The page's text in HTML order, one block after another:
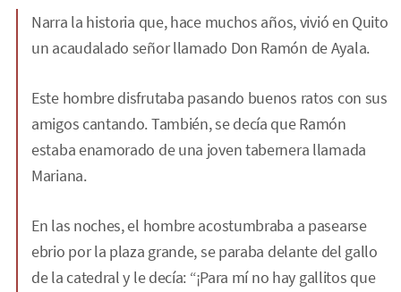
Narra la historia que, hace muchos años, vivió en Quito
un acaudalado señor llamado Don Ramón de Ayala.
Este hombre disfrutaba pasando buenos ratos con sus
amigos cantando. También, se decía que Ramón
estaba enamorado de una joven tabernera llamada
Mariana.
En las noches, el hombre acostumbraba a pasearse
ebrio por la plaza grande, se paraba delante del gallo
de la catedral y le decía: “¡Para mí no hay gallitos que